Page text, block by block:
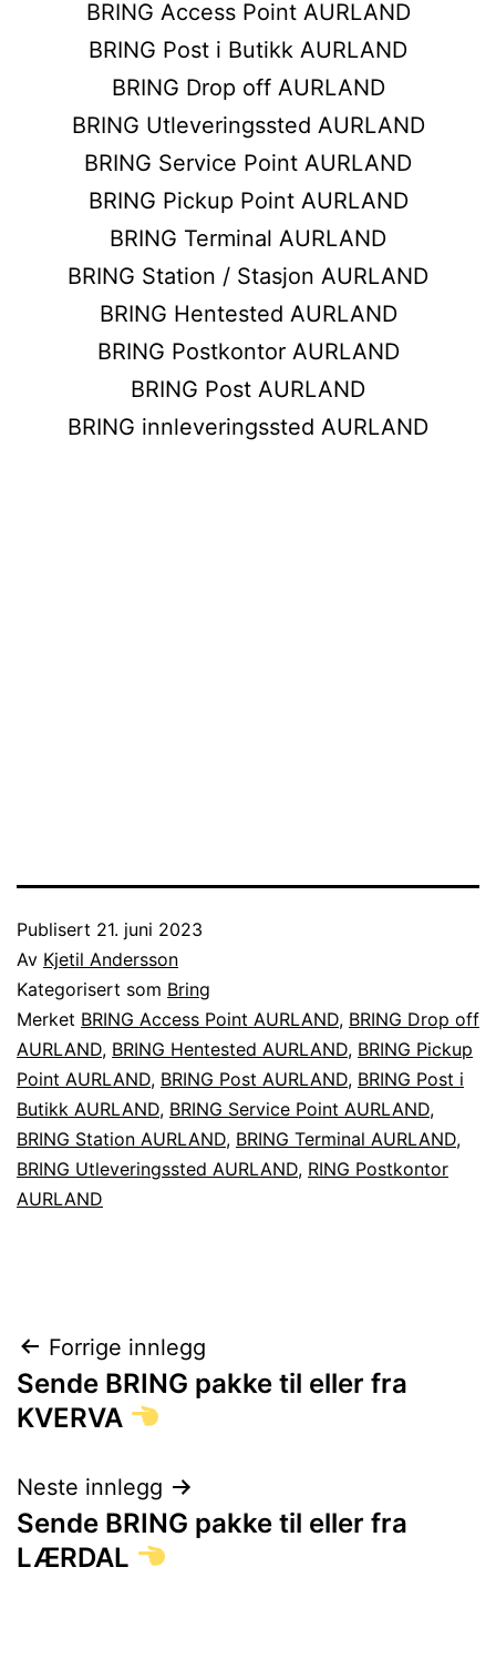
BRING Access Point AURLAND
BRING Post i Butikk AURLAND
BRING Drop off AURLAND
BRING Utleveringssted AURLAND
BRING Service Point AURLAND
BRING Pickup Point AURLAND
BRING Terminal AURLAND
BRING Station / Stasjon AURLAND
BRING Hentested AURLAND
BRING Postkontor AURLAND
BRING Post AURLAND
BRING innleveringssted AURLAND
Publisert 21. juni 2023
Av Kjetil Andersson
Kategorisert som Bring
Merket BRING Access Point AURLAND, BRING Drop off
AURLAND, BRING Hentested AURLAND, BRING Pickup
Point AURLAND, BRING Post AURLAND, BRING Post i
Butikk AURLAND, BRING Service Point AURLAND,
BRING Station AURLAND, BRING Terminal AURLAND,
BRING Utleveringssted AURLAND, RING Postkontor
AURLAND
Innleggsnavigasjon
Forrige innlegg
Sende BRING pakke til eller fra
KVERVA
Neste innlegg
Sende BRING pakke til eller fra
LÆRDAL